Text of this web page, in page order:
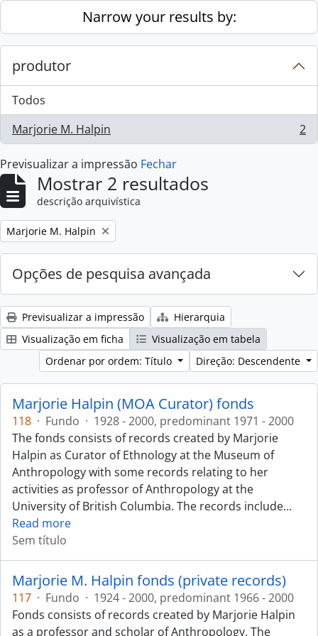
Skip to main contentNarrow your results by:
produtor
Todos
Marjorie M. Halpin
, 2 resultados 2
Previsualizar a impressão Fechar
Mostrar 2 resultados
descrição arquivística
Remove filter:
Marjorie M. Halpin
Opções de pesquisa avançada
Previsualizar a impressão
Hierarquia
Visualização em ficha
Visualização em tabela
Ordenar por ordem: Título
Direção: Descendente
Marjorie Halpin (MOA Curator) fonds
118 · Fundo · 1928 - 2000, predominant 1971 - 2000
The fonds consists of records created by Marjorie
Halpin as Curator of Ethnology at the Museum of
Anthropology with some records relating to her
activities as professor of Anthropology at the
University of British Columbia. The records include…
Read more
Sem título
Marjorie M. Halpin fonds (private records)
117 · Fundo · 1924 - 2000, predominant 1966 - 2000
Fonds consists of records created by Marjorie Halpin
as a professor and scholar of Anthropology. The